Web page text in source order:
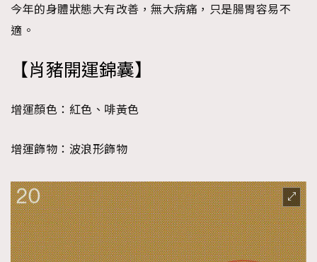
今年的身體狀態大有改善，無大病痛，只是腸胃容易不
適。
【肖豬開運錦囊】
增運顏色： 紅色、啡黃色
增運飾物： 波浪形飾物